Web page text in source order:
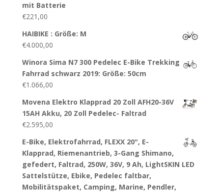
mit Batterie
€221,00
HAIBIKE : Größe: M
€4.000,00
Winora Sima N7 300 Pedelec E-Bike Trekking
Fahrrad schwarz 2019: Größe: 50cm
€1.066,00
Movena Elektro Klapprad 20 Zoll AFH20-36V
15AH Akku, 20 Zoll Pedelec- Faltrad
€2.595,00
E-Bike, Elektrofahrrad, FLEXX 20", E-
Klapprad, Riemenantrieb, 3-Gang Shimano,
gefedert, Faltrad, 250W, 36V, 9 Ah, LightSKIN LED
Sattelstütze, Ebike, Pedelec faltbar,
Mobilitätspaket, Camping, Marine, Pendler,